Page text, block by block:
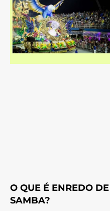
O QUE É ENREDO
SAMBA?